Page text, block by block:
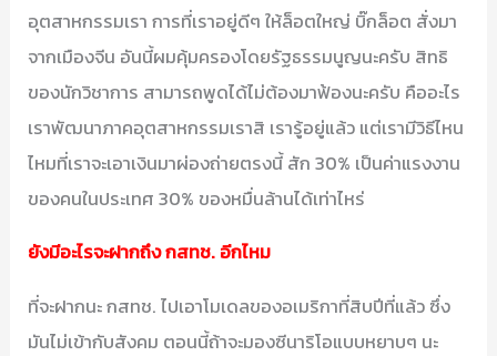
อุตสาหกรรมเรา การที่เราอยู่ดีๆ ให้ล็อตใหญ่ บิ๊กล็อต สั่งมา
จากเมืองจีน อันนี้ผมคุ้มครองโดยรัฐธรรมนูญนะครับ สิทธิ
ของนักวิชาการ สามารถพูดได้ไม่ต้องมาฟ้องนะครับ คืออะไร
เราพัฒนาภาคอุตสาหกรรมเราสิ เรารู้อยู่แล้ว แต่เรามีวิธีไหน
ไหมที่เราจะเอาเงินมาผ่องถ่ายตรงนี้ สัก 30% เป็นค่าแรงงาน
ของคนในประเทศ 30% ของหมื่นล้านได้เท่าไหร่
ยังมีอะไรจะฝากถึง กสทช. อีกไหม
ที่จะฝากนะ กสทช. ไปเอาโมเดลของอเมริกาที่สิบปีที่แล้ว ซึ่ง
มันไม่เข้ากับสังคม ตอนนี้ถ้าจะมองซีนาริโอแบบหยาบๆ นะ